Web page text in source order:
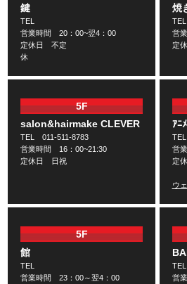
鍵
TEL
営業時間 20：00~翌4：00
定休日 不定
焼
営
定
5F
salon&hairmake CLEVER
TEL 011-511-8783
営業時間 16：00~21:30
定休日 日祝
ｱﾆ
営
定
ウ
5F
館
TEL
営業時間 23：00～翌4：00
営